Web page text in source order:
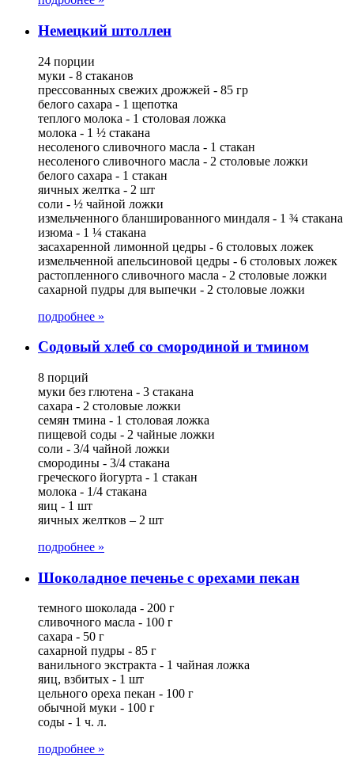
Немецкий штоллен
24 порции
муки - 8 стаканов
прессованных свежих дрожжей - 85 гр
белого сахара - 1 щепотка
теплого молока - 1 столовая ложка
молока - 1 ½ стакана
несоленого сливочного масла - 1 стакан
несоленого сливочного масла - 2 столовые ложки
белого сахара - 1 стакан
яичных желтка - 2 шт
соли - ½ чайной ложки
измельченного бланшированного миндаля - 1 ¾ стакана
изюма - 1 ¼ стакана
засахаренной лимонной цедры - 6 столовых ложек
измельченной апельсиновой цедры - 6 столовых ложек
растопленного сливочного масла - 2 столовые ложки
сахарной пудры для выпечки - 2 столовые ложки
подробнее »
Содовый хлеб со смородиной и тмином
8 порций
муки без глютена - 3 стакана
сахара - 2 столовые ложки
семян тмина - 1 столовая ложка
пищевой соды - 2 чайные ложки
соли - 3/4 чайной ложки
смородины - 3/4 стакана
греческого йогурта - 1 стакан
молока - 1/4 стакана
яиц - 1 шт
яичных желтков – 2 шт
подробнее »
Шоколадное печенье с орехами пекан
темного шоколада - 200 г
сливочного масла - 100 г
сахара - 50 г
сахарной пудры - 85 г
ванильного экстракта - 1 чайная ложка
яиц, взбитых - 1 шт
цельного ореха пекан - 100 г
обычной муки - 100 г
соды - 1 ч. л.
подробнее »